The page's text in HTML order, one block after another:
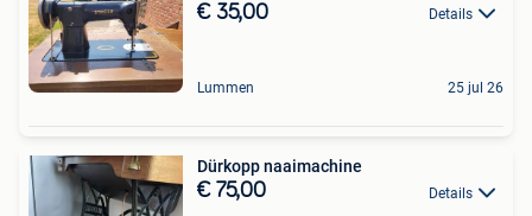
€ 35,00 Details
Lummen 25 jul 26
Dürkopp naaimachine
€ 75,00 Details